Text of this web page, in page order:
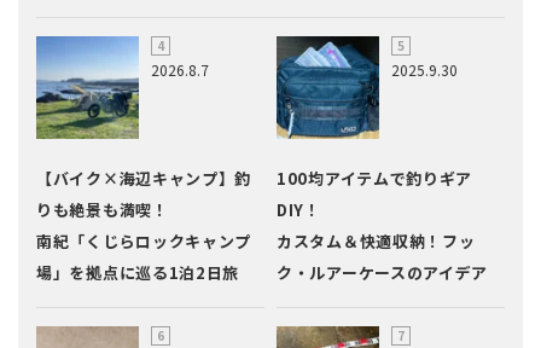
2026.8.7
【バイク×海辺キャンプ】釣
りも絶景も満喫！
南紀「くじらロックキャンプ
場」を拠点に巡る1泊2日旅
2025.9.30
100均アイテムで釣りギア
DIY！
カスタム＆快適収納！フッ
ク・ルアーケースのアイデア